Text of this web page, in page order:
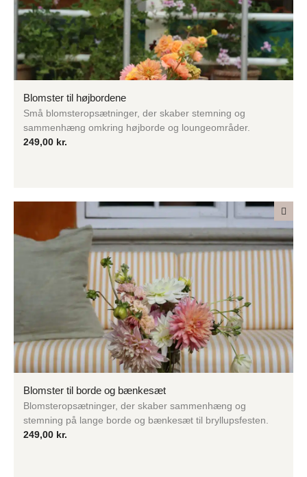
Blomster til højbordene
Små blomsteropsætninger, der skaber stemning og
sammenhæng omkring højborde og loungeområder.
249,00 kr.
Blomster til borde og bænkesæt
Blomsteropsætninger, der skaber sammenhæng og
stemning på lange borde og bænkesæt til bryllupsfesten.
249,00 kr.